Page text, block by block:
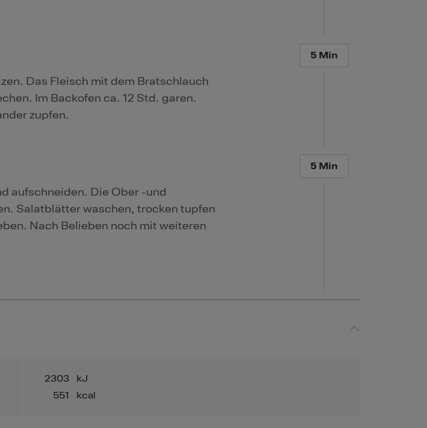
5 Min
Das Fleisch mit dem Bratschlauch
Im Backofen ca. 12 Std. garen.
zupfen.
5 Min
aufschneiden. Die Ober -und
Salatblätter waschen, trocken tupfen
Nach Belieben noch mit weiteren
2303
kJ
551
kcal